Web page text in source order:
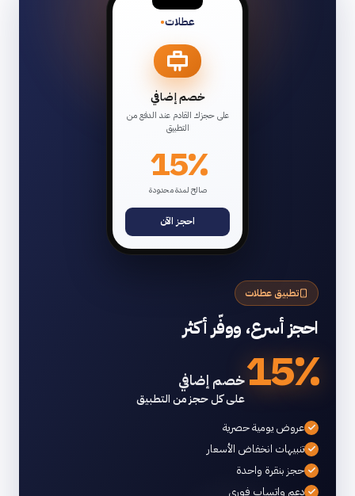
تطبيق عطلات
احجز أسرع، ووفّر أكثر
15٪خصم إضافي
على كل حجز من التطبيق
عروض يومية حصرية
تنبيهات انخفاض الأسعار
حجز بنقرة واحدة
دعم واتساب فوري
عطلات•
خصم إضافي
على حجزك القادم عند الدفع من
التطبيق
15٪
صالح لمدة محدودة
احجز الآن